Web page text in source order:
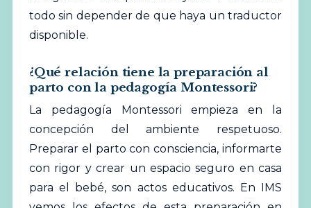
todo sin depender de que haya un traductor
disponible.
¿Qué relación tiene la preparación al
parto con la pedagogía Montessori?
La pedagogía Montessori empieza en la
concepción del ambiente respetuoso.
Preparar el parto con consciencia, informarte
con rigor y crear un espacio seguro en casa
para el bebé, son actos educativos. En IMS